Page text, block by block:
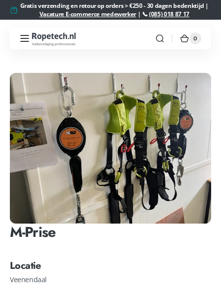
naar de
content
Gratis verzending en retour op orders > €250 - 30 dagen bedenktijd |
Vacature E-commerce medewerker| 📞(085) 018 87 17
Ropetech.nl 0
0
M-Prise
Locatie
Veenendaal